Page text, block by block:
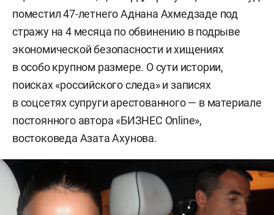
поместил 47-летнего Аднана Ахмедзаде под
стражу на 4 месяца по обвинению в подрыве
экономической безопасности и хищениях
в особо крупном размере. О сути истории,
поисках «российского следа» и записях
в соцсетях супруги арестованного — в материале
постоянного автора «БИЗНЕС Online»,
востоковеда Азата Ахунова.